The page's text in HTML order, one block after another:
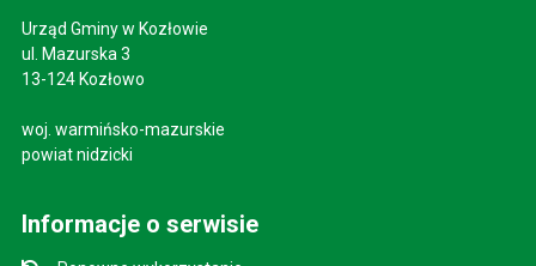
Urząd Gminy w Kozłowie
ul. Mazurska 3
13-124 Kozłowo
woj. warmińsko-mazurskie
powiat nidzicki
Informacje o serwisie